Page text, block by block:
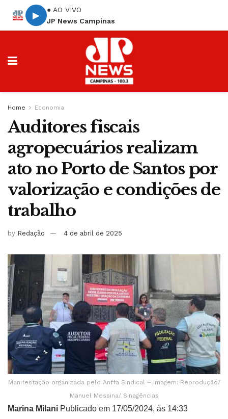
▶
● AO VIVO
JP News Campinas
Home Economia
Auditores fiscais
agropecuários realizam
ato no Porto de Santos por
valorização e condições de
trabalho
by Redação 4 de abril de 2025
Manifestação organizada pelo Anffa Sindical – Imagem: Reprodução/
Manuel Messina/ Sinagências
Marina Milani Publicado em 17/05/2024, às 14:33